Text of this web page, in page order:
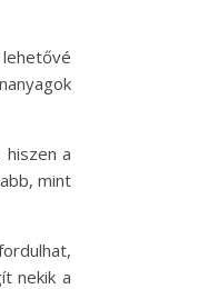
a
mint
nekik a